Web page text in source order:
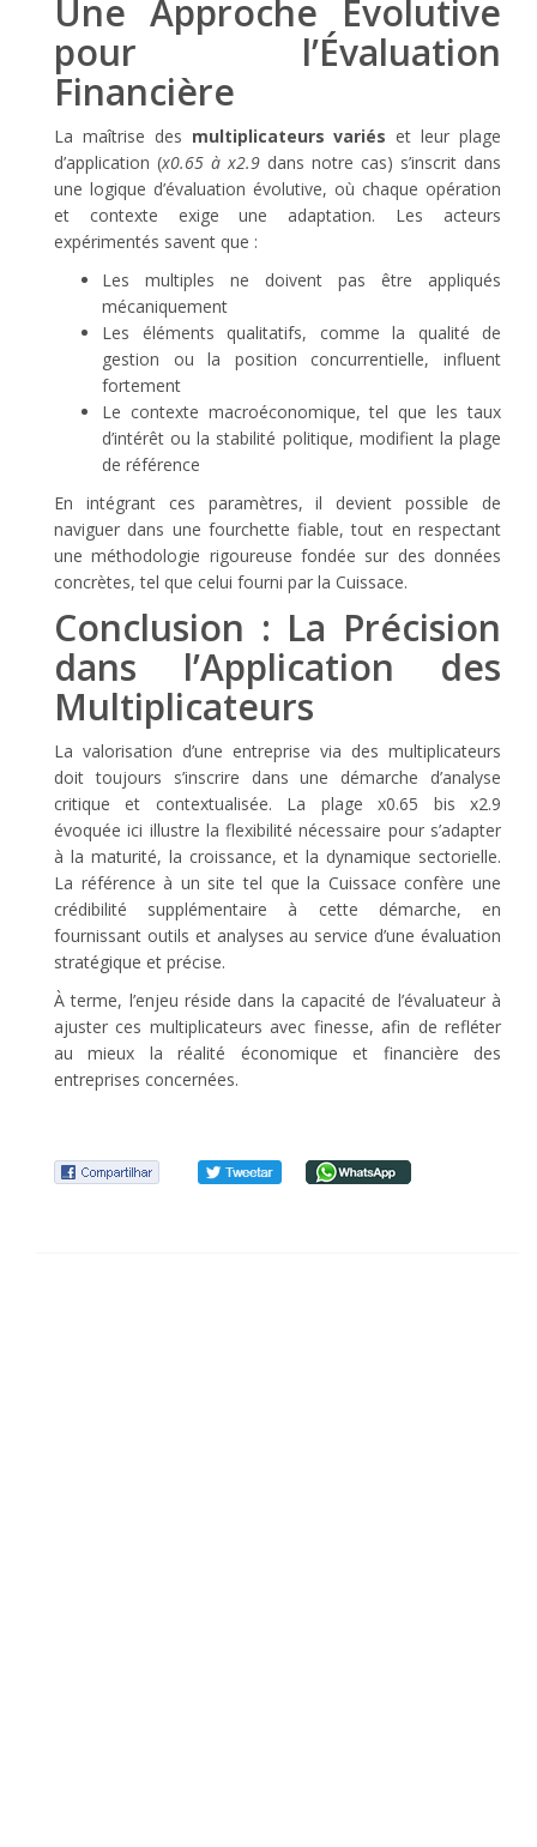
Une Approche Évolutive
pour l’Évaluation
Financière
La maîtrise des multiplicateurs variés et leur plage
d’application (x0.65 à x2.9 dans notre cas) s’inscrit dans
une logique d’évaluation évolutive, où chaque opération
et contexte exige une adaptation. Les acteurs
expérimentés savent que :
Les multiples ne doivent pas être appliqués
mécaniquement
Les éléments qualitatifs, comme la qualité de
gestion ou la position concurrentielle, influent
fortement
Le contexte macroéconomique, tel que les taux
d’intérêt ou la stabilité politique, modifient la plage
de référence
En intégrant ces paramètres, il devient possible de
naviguer dans une fourchette fiable, tout en respectant
une méthodologie rigoureuse fondée sur des données
concrètes, tel que celui fourni par la Cuissace.
Conclusion : La Précision
dans l’Application des
Multiplicateurs
La valorisation d’une entreprise via des multiplicateurs
doit toujours s’inscrire dans une démarche d’analyse
critique et contextualisée. La plagex0.65 bis x2.9
évoquée ici illustre la flexibilité nécessaire pour s’adapter
à la maturité, la croissance, et la dynamique sectorielle.
La référence à un site tel que la Cuissace confère une
crédibilité supplémentaire à cette démarche, en
fournissant outils et analyses au service d’une évaluation
stratégique et précise.
À terme, l’enjeu réside dans la capacité de l’évaluateur à
ajuster ces multiplicateurs avec finesse, afin de refléter
au mieux la réalité économique et financière des
entreprises concernées.